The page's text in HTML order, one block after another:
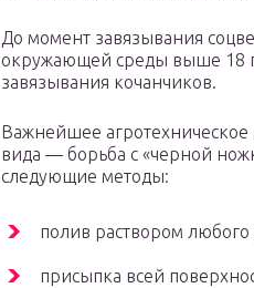
До момент завязывания
окружающей среды выше 18
завязывания кочанчиков.
Важнейшее
вида — борьба с «черной
следующие методы:
полив раствором
присыпка всей